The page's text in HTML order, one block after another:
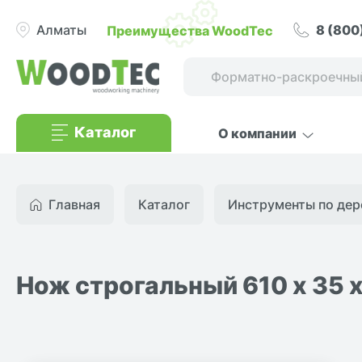
Алматы Преимущества WoodTec 8
Каталог О компании
Главная Каталог Инструменты по
Нож строгальный 610 х 35